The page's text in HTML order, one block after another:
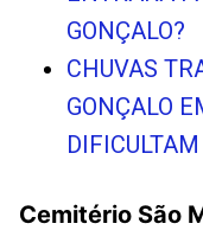
GONÇALO?
CHUVAS
GONÇALO
Cemitério São